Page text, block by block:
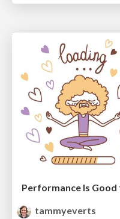
tammyeverts